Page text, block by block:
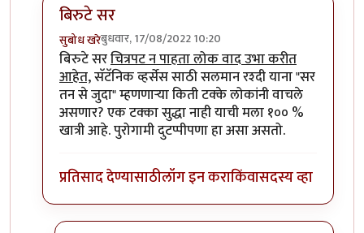
बिरुटे सर
सुबोध खरेबुधवार, 17/08/2022 10:20
In reply toधन्स.byप्रा.डॉ.दिलीप बिरुटे
बिरुटे सरचित्रपट न पाहता लोक वाद उभा करीत
आहेत,सॅटॅनिक व्हर्सेस साठी सलमान रश्दी याना "सर
तन से जुदा" म्हणणाऱ्या किती टक्के लोकांनी वाचले
असणार? एक टक्का सुद्धा नाही याची मला १०० %
खात्री आहे. पुरोगामी दुटप्पीपणा हा असा असतो.
प्रतिसाद देण्यासाठीलॉग इन कराकिंवासदस्य व्हा